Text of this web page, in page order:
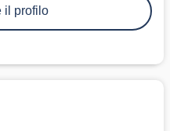
il profilo